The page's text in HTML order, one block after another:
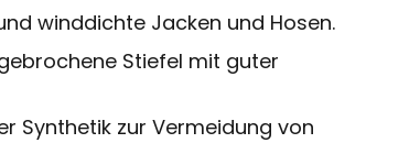
winddichte Jacken und Hosen.
Stiefel mit guter
Synthetik zur Vermeidung von